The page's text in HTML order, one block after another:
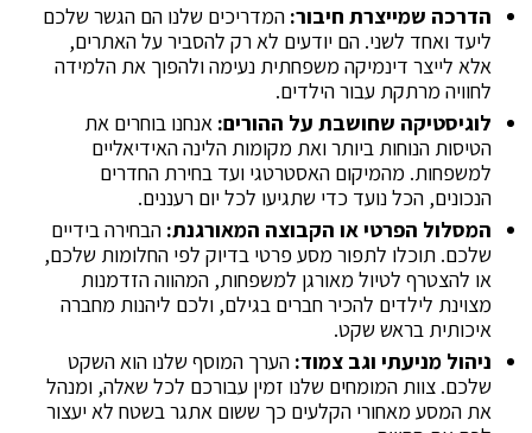
הדרכה שמייצרת חיבור: המדריכים שלנו הם הגשר שלכם
ליעד ואחד לשני. הם יודעים לא רק להסביר על האתרים,
אלא לייצר דינמיקה משפחתית נעימה ולהפוך את הלמידה
לחוויה מרתקת עבור הילדים.
לוגיסטיקה שחושבת על ההורים: אנחנו בוחרים את
הטיסות הנוחות ביותר ואת מקומות הלינה האידיאליים
למשפחות. מהמיקום האסטרטגי ועד בחירת החדרים
הנכונים, הכל נועד כדי שתגיעו לכל יום רעננים.
המסלול הפרטי או הקבוצה המאורגנת: הבחירה בידיים
שלכם. תוכלו לתפור מסע פרטי בדיוק לפי החלומות שלכם,
או להצטרף לטיול מאורגן למשפחות, המהווה הזדמנות
מצוינת לילדים להכיר חברים בגילם, ולכם ליהנות מחברה
איכותית בראש שקט.
ניהול מניעתי וגב צמוד: הערך המוסף שלנו הוא השקט
שלכם. צוות המומחים שלנו זמין עבורכם לכל שאלה, ומנהל
את המסע מאחורי הקלעים כך ששום אתגר בשטח לא יעצור